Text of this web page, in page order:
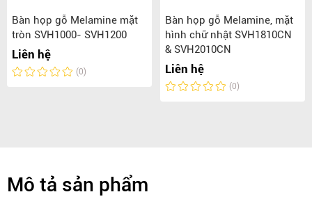
Bàn họp gỗ Melamine mặt
tròn SVH1000- SVH1200
Liên hệ
(0)
Bàn họp gỗ Melamine, mặt
hình chữ nhật SVH1810CN
& SVH2010CN
Liên hệ
(0)
Mô tả sản phẩm